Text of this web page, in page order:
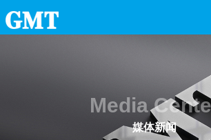
Media
媒体新闻